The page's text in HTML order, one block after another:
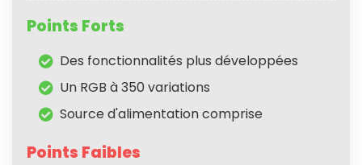
Points Forts
Des fonctionnalités plus développées
Un RGB à 350 variations
Source d'alimentation comprise
Points Faibles